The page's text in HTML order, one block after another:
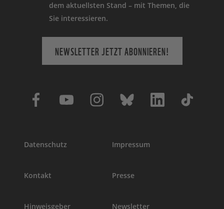
dem aktuellsten Stand – mit Themen, die
Sie interessieren.
NEWSLETTER JETZT ABONNIEREN!
Datenschutz Impressum
Kontakt Presse
Hinweisgeber Newsletter